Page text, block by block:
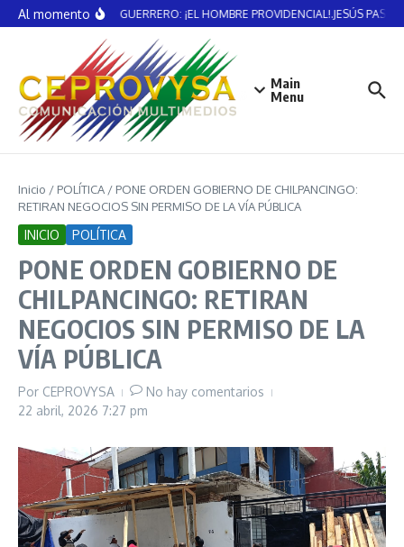
Saltar al contenido
Al momentoVICENTE GUERRERO: ¡EL HOMBRE PROVIDENCIAL!.JESÚS
Main
Menu
Inicio / POLÍTICA / PONE ORDEN GOBIERNO DE CHILPANCINGO:
RETIRAN NEGOCIOS SIN PERMISO DE LA VÍA PÚBLICA
INICIO POLÍTICA
PONE ORDEN GOBIERNO DE
CHILPANCINGO: RETIRAN
NEGOCIOS SIN PERMISO DE LA
VÍA PÚBLICA
Por CEPROVYSA
No hay comentarios
22 abril, 2026 7:27 pm